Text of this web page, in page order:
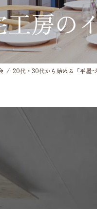
房の
20代・30代から始める「平屋